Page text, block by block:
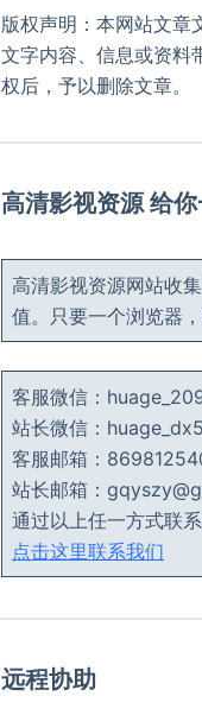
版权声明：本网站文章
文字内容、信息或资料
权后，予以删除文章。
高清影视资源 给
高清影视资源网站收
值。只要一个浏览器
客服微信：
站长微信：
客服邮箱：
站长邮箱：
通过以上任一方式联
点击这里联系我们
远程协助